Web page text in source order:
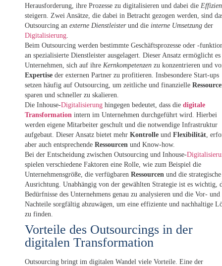
Herausforderung, ihre Prozesse zu digitalisieren und dabei die
steigern. Zwei Ansätze, die dabei in Betracht gezogen werden, sind
Outsourcing an externe Dienstleisterund die interne Umsetzung der
Digitalisierung.
Beim Outsourcing werden bestimmte Geschäftsprozesse oder -
an spezialisierte Dienstleister ausgelagert. Dieser Ansatz ermöglicht es
Unternehmen, sich auf ihre Kernkompetenzen zu konzentrieren und
Expertise der externen Partner zu profitieren. Insbesondere Start-ups
setzen häufig auf Outsourcing, um zeitliche und finanzielle
sparen und schneller zu skalieren.
Die Inhouse-Digitalisierung hingegen bedeutet, dass die digitale
Transformation intern im Unternehmen durchgeführt wird. Hierbei
werden eigene Mitarbeiter geschult und die notwendige Infrastruktur
aufgebaut. Dieser Ansatz bietet mehr Kontrolle und Flexibilität,
aber auch entsprechende Ressourcen und Know-how.
Bei der Entscheidung zwischen Outsourcing und Inhouse-
spielen verschiedene Faktoren eine Rolle, wie zum Beispiel die
Unternehmensgröße, die verfügbaren Ressourcen und die strategische
Ausrichtung. Unabhängig von der gewählten Strategie ist es wichtig,
Bedürfnisse des Unternehmens genau zu analysieren und die Vor- und
Nachteile sorgfältig abzuwägen, um eine effiziente und nachhaltige
zu finden.
Vorteile des Outsourcings in der
digitalen Transformation
Outsourcing bringt im digitalen Wandel viele Vorteile. Eine der